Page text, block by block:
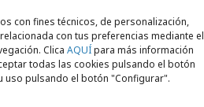
con fines técnicos, de personalización,
con tus preferencias mediante el
Clica AQUÍpara más información
todas las cookies pulsando el botón
uso pulsando el botón "Configurar".
por vivirla en